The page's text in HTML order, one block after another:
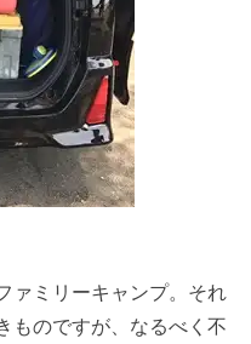
ァミリーキャンプ。それ
ものですが、なるべく不